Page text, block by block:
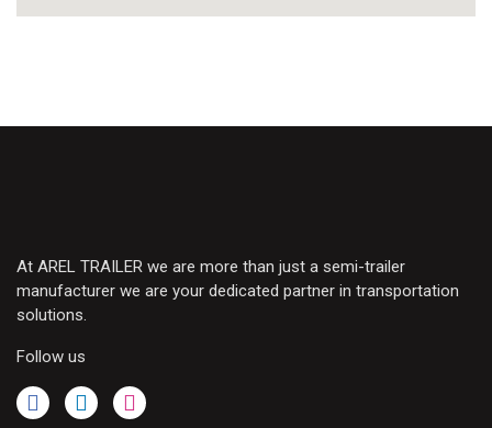
At AREL TRAILER we are more than just a semi-trailer
manufacturer we are your dedicated partner in transportation
solutions.
Follow us